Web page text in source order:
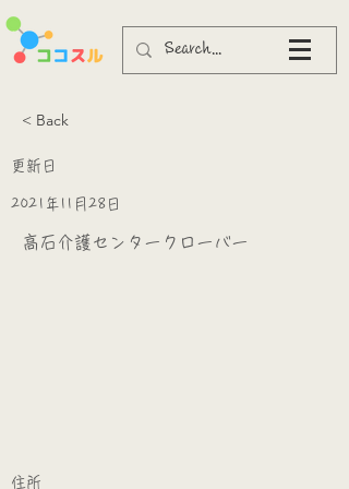
< Back
更新日
2021年11月28日
高石介護センタークローバー
​ ​住所